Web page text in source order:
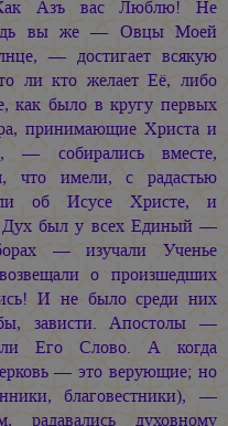
Азъ вас Люблю! Не
вы же — Овцы Моей
— достигает всякую
ли кто желает Её, либо
как было в кругу первых
принимающие Христа и
— собирались вместе,
что имели, с радастью
об Исусе Христе, и
был у всех Единый —
— изучали Ученье
о произшедших
И не было среди них
зависти. Апостолы —
Его Слово. А когда
— это верующие; но
благовестники), —
радавались духовному